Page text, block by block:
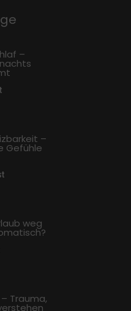
–
–
Gefühle
weg
Trauma,